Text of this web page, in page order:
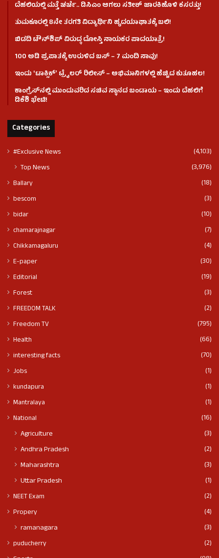
ದೆಹಲಿಯಲ್ಲಿ ಮತ್ತೆ ಚರ್ಚೆ.. ಡಿಸಿಎಂ ಆಗಲು ಸತೀಶ್ ಜಾರಕಿಹೊಳಿ ಕಸರತ್ತು!
ತುಮಕೂರಲ್ಲಿ 8ನೇ ತರಗತಿ ವಿದ್ಯಾರ್ಥಿನಿ ಹೃದಯಾಘಾತಕ್ಕೆ ಬಲಿ!
ಬಿಡದಿ ಟೌನ್‌ಶಿಪ್‌ ವಿರುದ್ಧ ದೋಸ್ತಿ ನಾಯಕರ ಪಾದಯಾತ್ರೆ!
100 ಅಡಿ ಪ್ರಪಾತಕ್ಕೆ ಉರುಳಿದ ಬಸ್‌ – 7 ಮಂದಿ ಸಾವು!
ಇಂದು ʻಟಾಕ್ಸಿಕ್ʼ ಟ್ರೈಲರ್ ರಿಲೀಸ್‌ – ಅಭಿಮಾನಿಗಳಲ್ಲಿ ಹೆಚ್ಚಿದ ಕುತೂಹಲ!
ಕಾಂಗ್ರೆಸ್​ನಲ್ಲಿ ಮುಂದುವರಿದ ಸಚಿವ ಸ್ಥಾನದ ಬಂಡಾಯ – ಇಂದು ದೆಹಲಿಗೆ
ಡಿಕೆಶಿ ಭೇಟಿ!
Categories
#Exclusive News (4,103)
Top News (3,976)
Ballary
(18)
bescom
(3)
bidar
(10)
chamarajnagar
(7)
Chikkamagaluru
(4)
E-paper
(30)
Editorial
(19)
Forest
(3)
FREEDOM TALK
(2)
Freedom TV
(795)
Health
(66)
interesting facts
(70)
Jobs
(1)
kundapura
(1)
Mantralaya
(1)
National
(16)
Agriculture
(3)
Andhra Pradesh
(2)
Maharashtra
(3)
Uttar Pradesh
(1)
NEET Exam
(2)
Propery
(4)
ramanagara (3)
puducherry
(2)